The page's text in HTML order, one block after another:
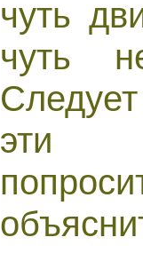
чуть
чуть
эти